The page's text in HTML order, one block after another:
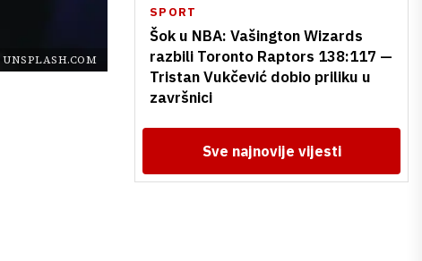
UNSPLASH.COM
SPORT
Šok u NBA: Vašington Wizards
razbili Toronto Raptors 138:117 —
Tristan Vukčević dobio priliku u
završnici
Sve najnovije vijesti